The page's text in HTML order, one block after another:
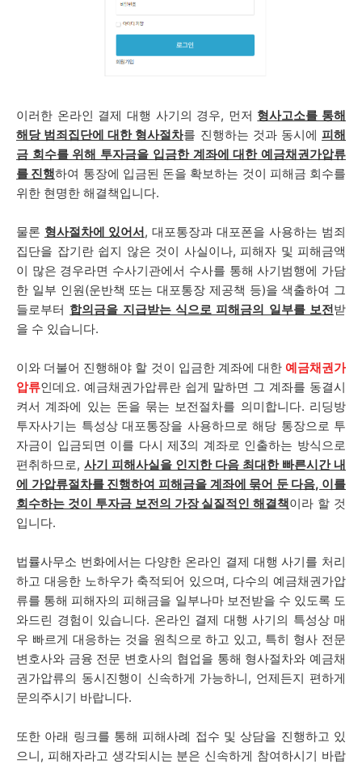
이러한 온라인 결제 대행 사기의 경우, 먼저 형사고소를 통해
해당 범죄집단에 대한 형사절차를 진행하는 것과 동시에 피해
금 회수를 위해 투자금을 입금한 계좌에 대한 예금채권가압류
를 진행하여 통장에 입금된 돈을 확보하는 것이 피해금 회수를
위한 현명한 해결책입니다.
물론 형사절차에 있어서, 대포통장과 대포폰을 사용하는 범죄
집단을 잡기란 쉽지 않은 것이 사실이나, 피해자 및 피해금액
이 많은 경우라면 수사기관에서 수사를 통해 사기범행에 가담
한 일부 인원(운반책 또는 대포통장 제공책 등)을 색출하여 그
들로부터 합의금을 지급받는 식으로 피해금의 일부를 보전받
을 수 있습니다.
이와 더불어 진행해야 할 것이 입금한 계좌에 대한 예금채권가
압류인데요. 예금채권가압류란 쉽게 말하면 그 계좌를 동결시
켜서 계좌에 있는 돈을 묶는 보전절차를 의미합니다. 리딩방
투자사기는 특성상 대포통장을 사용하므로 해당 통장으로 투
자금이 입금되면 이를 다시 제3의 계좌로 인출하는 방식으로
편취하므로, 사기 피해사실을 인지한 다음 최대한 빠른시간 내
에 가압류절차를 진행하여 피해금을 계좌에 묶어 둔 다음, 이를
회수하는 것이 투자금 보전의 가장 실질적인 해결책이라 할 것
입니다.
법률사무소 번화에서는 다양한 온라인 결제 대행 사기를 처리
하고 대응한 노하우가 축적되어 있으며, 다수의 예금채권가압
류를 통해 피해자의 피해금을 일부나마 보전받을 수 있도록 도
와드린 경험이 있습니다. 온라인 결제 대행 사기의 특성상 매
우 빠르게 대응하는 것을 원칙으로 하고 있고, 특히 형사 전문
변호사와 금융 전문 변호사의 협업을 통해 형사절차와 예금채
권가압류의 동시진행이 신속하게 가능하니, 언제든지 편하게
문의주시기 바랍니다.
또한 아래 링크를 통해 피해사례 접수 및 상담을 진행하고 있
으니, 피해자라고 생각되시는 분은 신속하게 참여하시기 바랍